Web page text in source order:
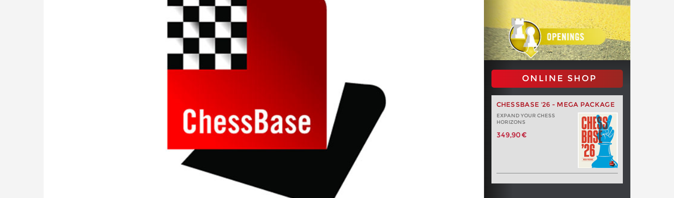
ONLINE SHOP
CHESSBASE '26 - MEGA PACKAGE
EXPAND YOUR CHESS
HORIZONS
349,90 €